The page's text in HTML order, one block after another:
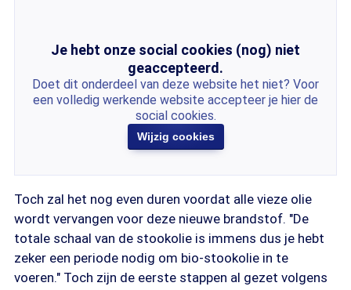
Je hebt onze social cookies (nog) niet
geaccepteerd.
Doet dit onderdeel van deze website het niet? Voor
een volledig werkende website accepteer je hier de
social cookies.
Wijzig cookies
Toch zal het nog even duren voordat alle vieze olie
wordt vervangen voor deze nieuwe brandstof. "De
totale schaal van de stookolie is immens dus je hebt
zeker een periode nodig om bio-stookolie in te
voeren." Toch zijn de eerste stappen al gezet volgens